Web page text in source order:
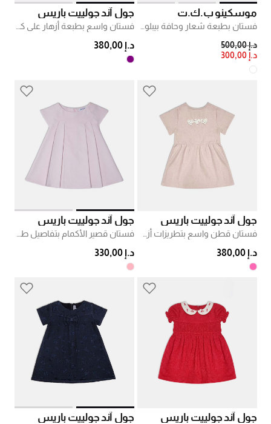
موسكينو ب.ك.ت
PRICE REDUCED FROM
د.إ 500,00
TO
د.إ 300,00
جول آند جولييت باريس
د.إ 380,00
جول آند جولييت باريس
د.إ 380,00
جول آند جولييت باريس
د.إ 330,00
جول آند جولييت باريس جول آند جولييت باريس